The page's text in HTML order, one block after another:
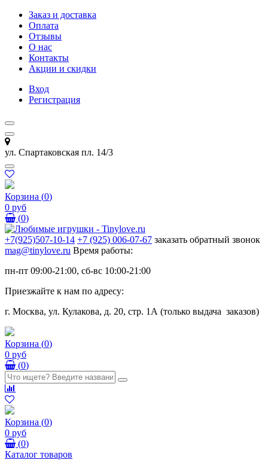
Заказ и доставка
Оплата
Отзывы
О нас
Контакты
Акции и скидки
Вход
Регистрация
ул. Спартаковская пл. 14/3
Корзина (0)
0 руб
(0)
+7(925)507-10-14 +7 (925) 006-07-67 заказать обратный звонок
mag@tinylove.ru Время работы:
пн-пт 09:00-21:00, сб-вс 10:00-21:00
Приезжайте к нам по адресу:
г. Москва, ул. Кулакова, д. 20, стр. 1А (только выдача заказов)
Корзина (0)
0 руб
(0)
Корзина (0)
0 руб
(0)
Каталог товаров